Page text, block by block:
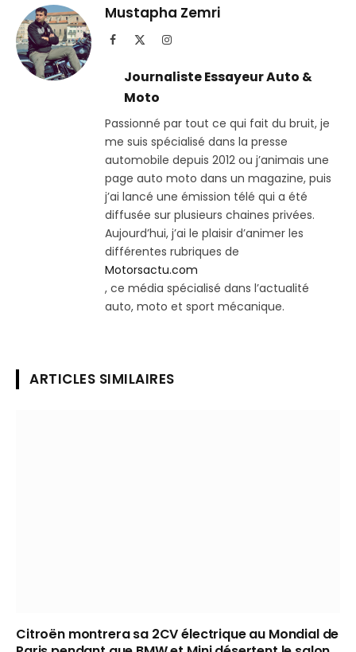
Telegram
Mustapha Zemri
Facebook Instagram
Journaliste Essayeur Auto &
Moto
Passionné par tout ce qui fait du bruit, je
me suis spécialisé dans la presse
automobile depuis 2012 ou j’animais une
page auto moto dans un magazine, puis
j’ai lancé une émission télé qui a été
diffusée sur plusieurs chaines privées.
Aujourd’hui, j’ai le plaisir d’animer les
différentes rubriques de
Motorsactu.com
, ce média spécialisé dans l’actualité
auto, moto et sport mécanique.
ARTICLES SIMILAIRES
Citroën montrera sa 2CV électrique au Mondial de